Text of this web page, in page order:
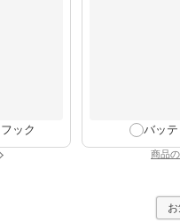
ック
計専用透明フック（別タブで開きます
バッ
商品